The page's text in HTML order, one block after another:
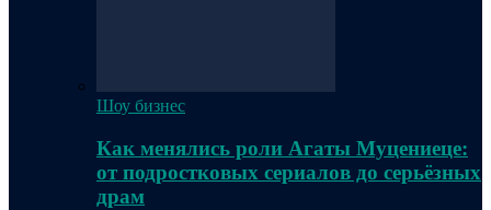
Шоу бизнес
Как менялись роли Агаты Муцениеце:
от подростковых сериалов до серьёзных
драм